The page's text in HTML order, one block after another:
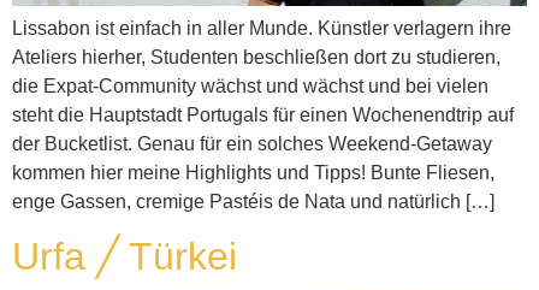
Lissabon ist einfach in aller Munde. Künstler verlagern ihre
Ateliers hierher, Studenten beschließen dort zu studieren,
die Expat-Community wächst und wächst und bei vielen
steht die Hauptstadt Portugals für einen Wochenendtrip auf
der Bucketlist. Genau für ein solches Weekend-Getaway
kommen hier meine Highlights und Tipps! Bunte Fliesen,
enge Gassen, cremige Pastéis de Nata und natürlich […]
Urfa ╱ Türkei